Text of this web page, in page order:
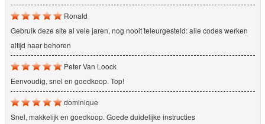
Ronald
Gebruik deze site al vele jaren, nog nooit teleurgesteld: alle codes werken
altijd naar behoren
Peter Van Loock
Eenvoudig, snel en goedkoop. Top!
dominique
Snel, makkelijk en goedkoop. Goede duidelijke instructies